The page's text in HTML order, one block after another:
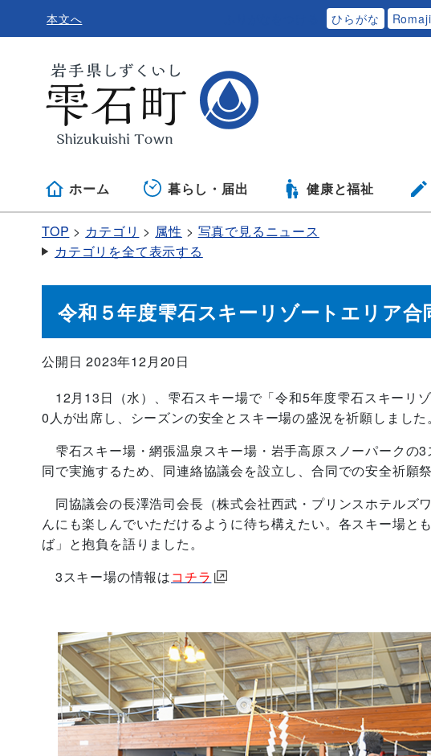
本文へ ひらがな Romaji
ホーム 暮らし・届出 健康と福祉
TOP カテゴリ 属性
写真で見るニュース
カテゴリを全て表示する
令和５年度雫石スキーリゾートエリア
公開日 2023年12月20日
12月13日（水）、雫石スキー場で「令和5年度雫石スキーリ
0人が出席し、シーズンの安全とスキー場の盛況を祈願しました。
雫石スキー場・網張温泉スキー場・岩手高原スノーパークの
同で実施するため、同連絡協議会を設立し、合同での安全祈願
同協議会の長澤浩司会長（株式会社西武・プリンスホテルズ
んにも楽しんでいただけるように待ち構えたい。各スキー場
ば」と抱負を語りました。
3スキー場の情報はコチラ